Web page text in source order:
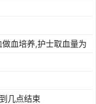
血培养,护士取血量为
几点结束